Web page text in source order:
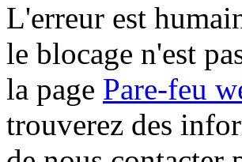
L'erreur est
le blocage n'est
la page Pare-feu
trouverez des